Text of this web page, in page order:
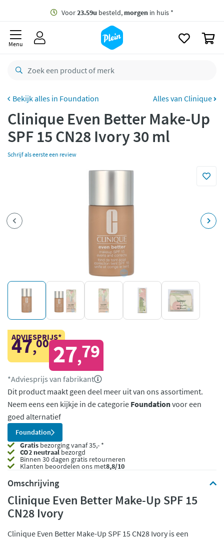
Gratisbezorging vanaf 35,- *
besteld,
retourneren
CO2 neutraal
Betaal met Klarna
Menu
Foundation Alles van Clinique
Clinique Even Better Make-Up
SPF 15 CN28 Ivory 30 ml
Schrijf als eerste een review
ADVIESPRIJS*
47,00 27,79
*Adviesprijs van fabrikant
Dit product maakt geen deel meer uit van ons assortiment.
Neem eens een kijkje in de categorie Foundationvoor een
goed alternatief
Foundation
Gratis bezorging vanaf 35,- *
CO2 neutraalbezorgd
Binnen 30 dagen gratis retourneren
Klanten beoordelen ons met8,8/10
Omschrijving
Clinique Even Better Make-Up SPF 15
CN28 Ivory
Clinique Even Better Make-Up SPF 15 CN28 Ivory is een